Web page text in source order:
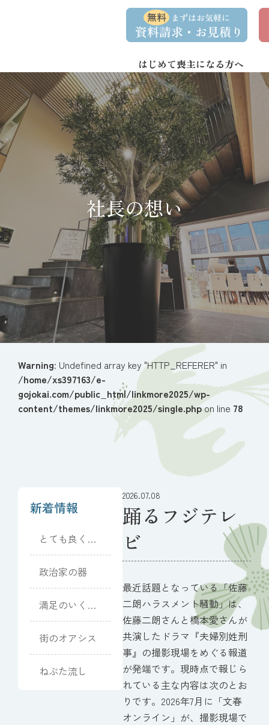
へ
ス
キ
ッ
プ
ョ
ン
に
移
動
資
求
問
い
合
わ
せ
事
談
はじめて喪主になる方へ
社長の想い
Warning: Undefined array key "HTTP_REFERER" in
/home/xs397163/e-
gojokai.com/public_html/linkmore2025/wp-
content/themes/linkmore2025/single.phpon line 78
新着情報
とても良くし
ていただきま
した
政治家の器
満足のいく式
になりました
街のオアシス
ねぶた流し
2026.07.08
踊るフジテレ
ビ
最近話題となっている「佐藤
二朗ハラスメント騒動」は、
佐藤二朗さんと橋本愛さんが
共演したドラマ『夫婦別姓刑
事』の撮影現場をめぐる報道
が発端です。現時点で報じら
れている主な内容は次のとお
りです。2026年7月に「文春
オンライン」が、撮影現場で